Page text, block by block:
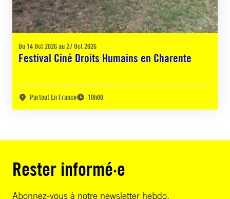
Du 14 Oct 2026 au 27 Oct 2026
Festival Ciné Droits Humains en Charente
Partout En France 10h00
Rester informé·e
Abonnez-vous à notre newsletter hebdo.